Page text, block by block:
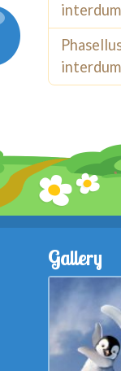
Gallery